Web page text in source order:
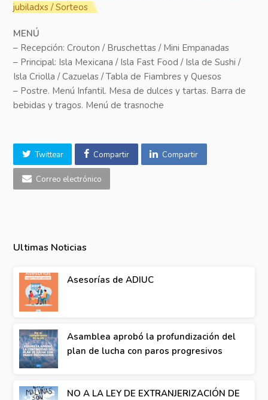
jubiladxs / Sorteos
MENÚ
– Recepción: Crouton / Bruschettas / Mini Empanadas
– Principal: Isla Mexicana / Isla Fast Food / Isla de Sushi /
Isla Criolla / Cazuelas / Tabla de Fiambres y Quesos
– Postre. Menú Infantil. Mesa de dulces y tartas. Barra de
bebidas y tragos. Menú de trasnoche
Twittear Compartir Compartir
Correo electrónico
Ultimas Noticias
Asesorías de ADIUC
Asamblea aprobó la profundización del
plan de lucha con paros progresivos
NO A LA LEY DE EXTRANJERIZACIÓN DE